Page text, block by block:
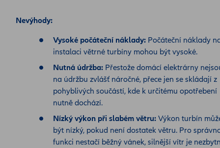
Nevýhody:
Vysoké počáteční náklady: Počáteční náklady
instalaci větrné turbíny mohou být vysoké.
Nutná údržba: Přestože domácí elektrárny
na údržbu zvlášť náročné, přece jen se skládají z
pohyblivých součástí, kde k určitému opotřebení
nutně dochází.
Nízký výkon při slabém větru: Výkon turbín
být nízký, pokud není dostatek větru. Pro
funkci nestačí běžný vánek, silnější vítr je